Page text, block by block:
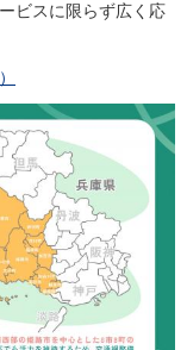
ビスに限らず広く応